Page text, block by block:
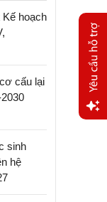
hoạch
cấu lại
sinh
hệ